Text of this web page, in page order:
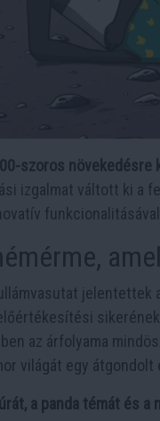
szoros növekedésre
izgalmat váltott ki a
funkcionalitásával.
jelentettek
az árfolyama
világát egy átgondolt
a panda témát és a